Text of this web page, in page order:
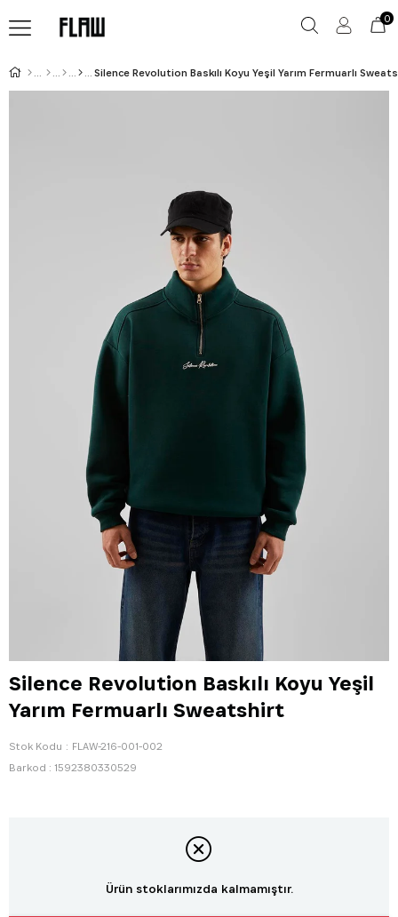
0
Silence Revolution Baskılı Koyu Yeşil Yarım Fermuarlı
Silence Revolution Baskılı Koyu Yeşil
Yarım Fermuarlı Sweatshirt
Stok Kodu
FLAW-216-001-002
Barkod : 1592380330529
Ürün stoklarımızda kalmamıştır.